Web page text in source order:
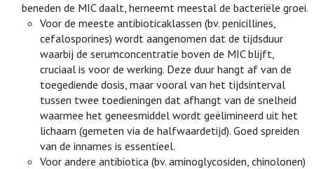
beneden de MIC daalt, herneemt meestal de bacteriële groei.
Voor de meeste antibioticaklassen (bv. penicillines,
cefalosporines) wordt aangenomen dat de tijdsduur
waarbij de serumconcentratie boven de MIC blijft,
cruciaal is voor de werking. Deze duur hangt af van de
toegediende dosis, maar vooral van het tijdsinterval
tussen twee toedieningen dat afhangt van de snelheid
waarmee het geneesmiddel wordt geëlimineerd uit het
lichaam (gemeten via de halfwaardetijd). Goed spreiden
van de innames is essentieel.
Voor andere antibiotica (bv. aminoglycosiden, chinolonen)